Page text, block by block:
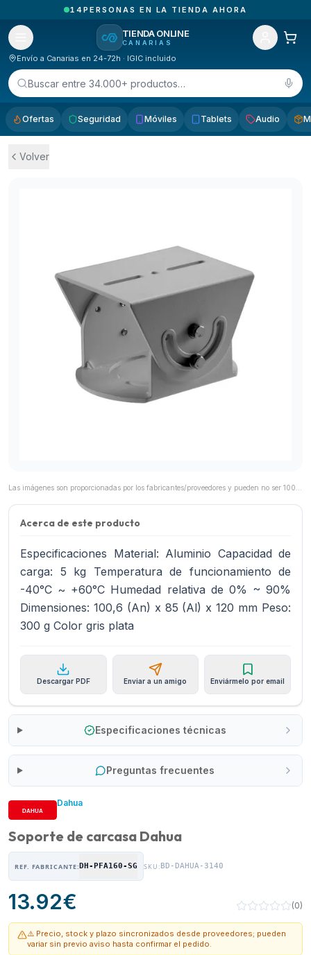
14PERSONAS EN LA TIENDA AHORA
TIENDA ONLINE
CANARIAS
Envío a Canarias en 24-72h · IGIC incluido
Buscar entre 34.000+ productos…
Ofertas Seguridad Móviles Tablets Audio
Volver
Acerca de este producto
Especificaciones Material: Aluminio Capacidad de
carga: 5 kg Temperatura de funcionamiento de
-40°C ~ +60°C Humedad relativa de 0% ~ 90%
Dimensiones: 100,6 (An) x 85 (Al) x 120 mm Peso:
300 g Color gris plata
Descargar PDF Enviar a un amigo Enviármelo por email
Especificaciones técnicas
Preguntas frecuentes
Dahua
Soporte de carcasa Dahua
REF. FABRICANTE:DH-PFA160-SG SKU:BD-DAHUA-3140
13.92€ (0)
⚠️ Precio, stock y plazo sincronizados desde proveedores; pueden
variar sin previo aviso hasta confirmar el pedido.